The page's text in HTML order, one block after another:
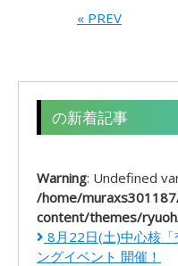
« PREV
の新着記事
Warning: Undefined
/home/
content/themes/
8月22日(土)中心核
ングイベント 開催！